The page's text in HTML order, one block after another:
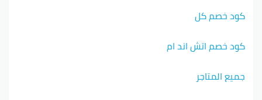
كود خصم كل
كود خصم اتش اند ام
جميع المتاجر